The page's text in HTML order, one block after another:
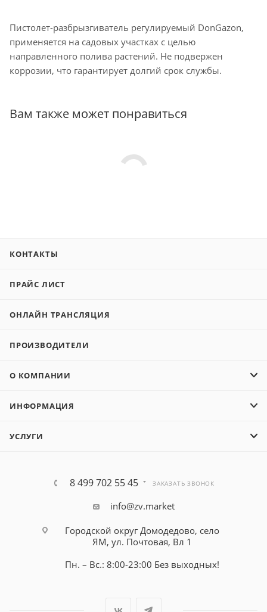
Пистолет-разбрызгиватель регулируемый DonGazon,
применяется на садовых участках с целью
направленного полива растений. Не подвержен
коррозии, что гарантирует долгий срок службы.
Вам также может понравиться
КОНТАКТЫ
ПРАЙС ЛИСТ
ОНЛАЙН ТРАНСЛЯЦИЯ
ПРОИЗВОДИТЕЛИ
О КОМПАНИИ
ИНФОРМАЦИЯ
УСЛУГИ
8 499 702 55 45 ЗАКАЗАТЬ ЗВОНОК
info@zv.market
Городской округ Домодедово, село
ЯМ, ул. Почтовая, Вл 1
Пн. – Вс.: 8:00-23:00 Без выходных!